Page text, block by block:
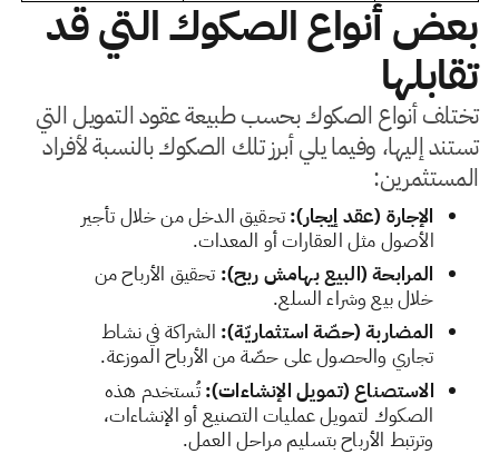
بعض أنواع الصكوك التي قد
تقابلها
تختلف أنواع الصكوك بحسب طبيعة عقود التمويل التي
تستند إليها، وفيما يلي أبرز تلك الصكوك بالنسبة لأفراد
المستثمرين:
الإجارة (عقد إيجار): تحقيق الدخل من خلال تأجير
الأصول مثل العقارات أو المعدات.
المرابحة (البيع بهامش ربح): تحقيق الأرباح من
خلال بيع وشراء السلع.
المضاربة (حصّة استثماريّة): الشراكة في نشاط
تجاري والحصول على حصّة من الأرباح الموزعة.
الاستصناع (تمويل الإنشاءات): تُستخدم هذه
الصكوك لتمويل عمليات التصنيع أو الإنشاءات،
وترتبط الأرباح بتسليم مراحل العمل.